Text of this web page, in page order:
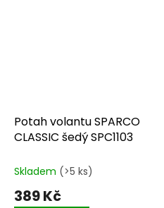
Potah volantu SPARCO
CLASSIC šedý SPC1103
Skladem (>5 ks)
389 Kč